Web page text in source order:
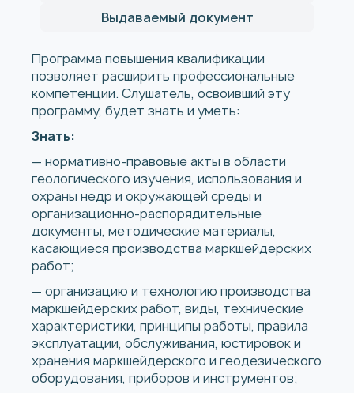
Выдаваемый документ
Программа повышения квалификации
позволяет расширить профессиональные
компетенции. Слушатель, освоивший эту
программу, будет знать и уметь:
Знать:
— нормативно-правовые акты в области
геологического изучения, использования и
охраны недр и окружающей среды и
организационно-распорядительные
документы, методические материалы,
касающиеся производства маркшейдерских
работ;
— организацию и технологию производства
маркшейдерских работ, виды, технические
характеристики, принципы работы, правила
эксплуатации, обслуживания, юстировок и
хранения маркшейдерского и геодезического
оборудования, приборов и инструментов;